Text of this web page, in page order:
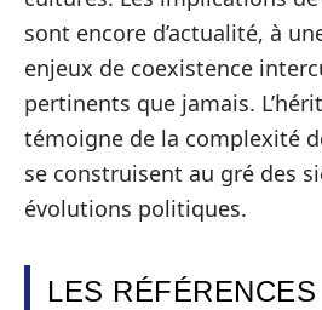
sont encore d’actualité, à
enjeux de coexistence
pertinents que jamais.
témoigne de la complexité
se construisent au gré des
évolutions politiques.
LES RÉFÉRENCES